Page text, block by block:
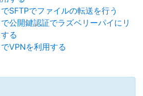
SFTPでファイルの転送を行う
公開鍵認証でラズベリーパイにリ
る
VPNを利用する